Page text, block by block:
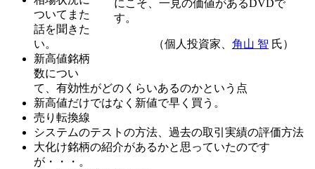
にこそ、一見の価値があるDVDで
す。
（個人投資家、 角山 智 氏）
ついてまた
話を聞きた
い。
新高値銘柄
数につい
て、有効性がどのくらいあるのかという点
新高値だけではなく新値で早く買う。
売り転換線
システムのテストの方法、過去の取引実績の評価方法
大化け銘柄の紹介があるかと思っていたのです
が・・・。